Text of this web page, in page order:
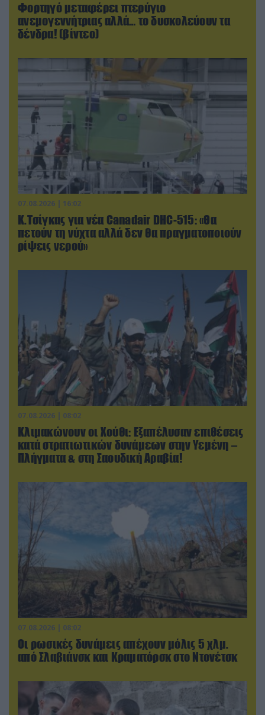
Φορτηγό μεταφέρει πτερύγιο
ανεμογεννήτριας αλλά… το δυσκολεύουν τα
δένδρα! (βίντεο)
07.08.2026 | 16:02
Κ.Τσίγκας για νέα Canadair DHC-515: «Θα
πετούν τη νύχτα αλλά δεν θα πραγματοποιούν
ρίψεις νερού»
07.08.2026 | 08:02
Κλιμακώνουν οι Χούθι: Eξαπέλυσαν επιθέσεις
κατά στρατιωτικών δυνάμεων στην Υεμένη –
Πλήγματα & στη Σαουδική Αραβία!
07.08.2026 | 08:02
Οι ρωσικές δυνάμεις απέχουν μόλις 5 χλμ.
από Σλαβιάνσκ και Κραματόρσκ στο Ντονέτσκ